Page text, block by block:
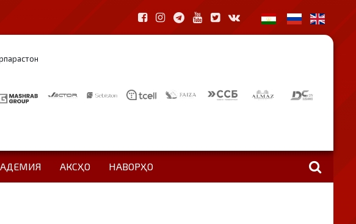
АКСҲО НАВОРҲО